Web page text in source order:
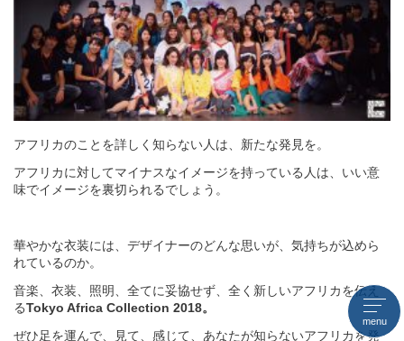
アフリカのことを詳しく知らない人は、新たな発見を。
アフリカに対してマイナスなイメージを持っている人は、いい意
味でイメージを裏切られるでしょう。
華やかな衣装には、デザイナーのどんな思いが、気持ちが込めら
れているのか。
音楽、衣装、照明、全てに妥協せず、全く新しいアフリカを伝え
るTokyo Africa Collection 2018。
ぜひ足を運んで、見て、感じて、あなたが知らないアフリカを発
menu